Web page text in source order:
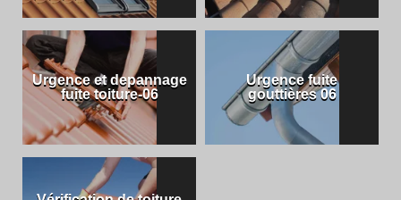
Urgence et depannage
fuite toiture-06
Urgence fuite
gouttières 06